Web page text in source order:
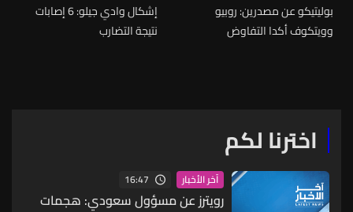
بوليتيكو عن مصدرين: روبيو
وويتكوف أكدا التفاوض
إشكال وادي جيلو: 6 إصابات
نتيجة التضارب
اخترنا لكم
آخر الأخبار 16:47
رويترز عن مسؤول سعودي: هجمات